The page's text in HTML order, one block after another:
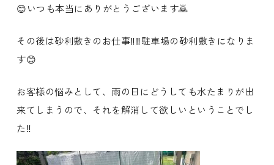
😊いつも本当にありがとうございます🙇
その後は砂利敷きのお仕事‼️‼️駐車場の砂利敷きになりま
す😊
お客様の悩みとして、雨の日にどうしても水たまりが出
来てしまうので、それを解消して欲しいということでし
た‼️